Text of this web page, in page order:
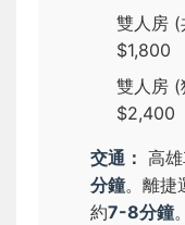
雙人房
$1,800
雙人房
$2,400
交通： 高
分鐘。離捷
約7-8分鐘